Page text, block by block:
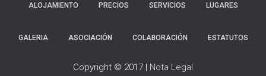
ALOJAMIENTO PRECIOS SERVICIOS LUGARES
GALERIA ASOCIACIÓN COLABORACIÓN ESTATUTOS
Copyright © 2017 | Nota Legal